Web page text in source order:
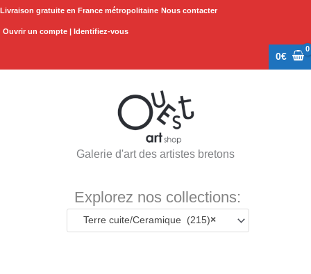
Aller
Livraison gratuite en France métropolitaine Nous contacter
Ouvrir un compte | Identifiez-vous
0€
Galerie d'art des artistes bretons
Explorez nos collections:
×
Terre cuite/Ceramique (215)